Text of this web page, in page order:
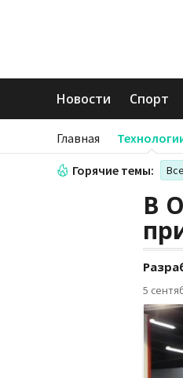
Новости Спорт
Главная
Горячие темы:
В
5